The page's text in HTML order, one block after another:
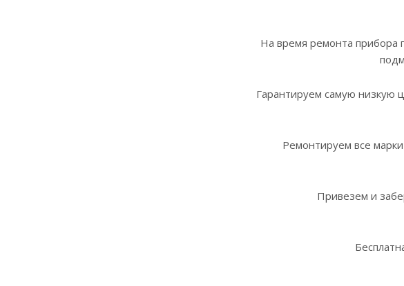
На время ремонта прибора
Гарантируем самую низкую
Ремонтируем все
Привезем и